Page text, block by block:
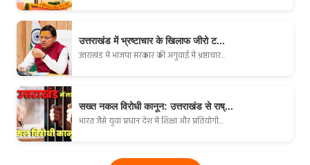
उत्तराखंड में भ्रष्टाचार के खिलाफ जीरो ट...
उत्तराखंड में भाजपा सरकार की अगुवाई में भ्रष्टाचार...
सख्त नकल विरोधी कानून: उत्तराखंड से राष्...
भारत जैसे युवा प्रधान देश में शिक्षा और प्रतियोगी...